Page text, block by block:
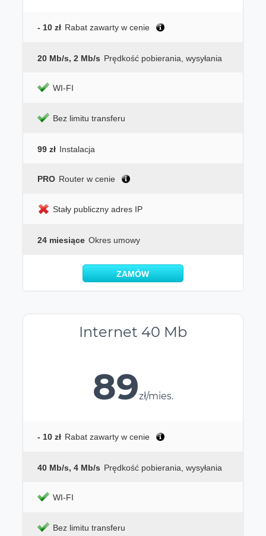
- 10 zł Rabat zawarty w cenie
20 Mb/s, 2 Mb/s Prędkość pobierania, wysyłania
WI-FI
Bez limitu transferu
99 zł Instalacja
PRO Router w cenie
Stały publiczny adres IP
24 miesiące Okres umowy
ZAMÓW
Internet 40 Mb
89zł/mies.
- 10 zł Rabat zawarty w cenie
40 Mb/s, 4 Mb/s Prędkość pobierania, wysyłania
WI-FI
Bez limitu transferu